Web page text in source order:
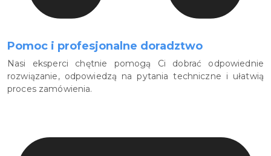
Pomoc i profesjonalne doradztwo
Nasi eksperci chętnie pomogą Ci dobrać odpowiednie
rozwiązanie, odpowiedzą na pytania techniczne i ułatwią
proces zamówienia.